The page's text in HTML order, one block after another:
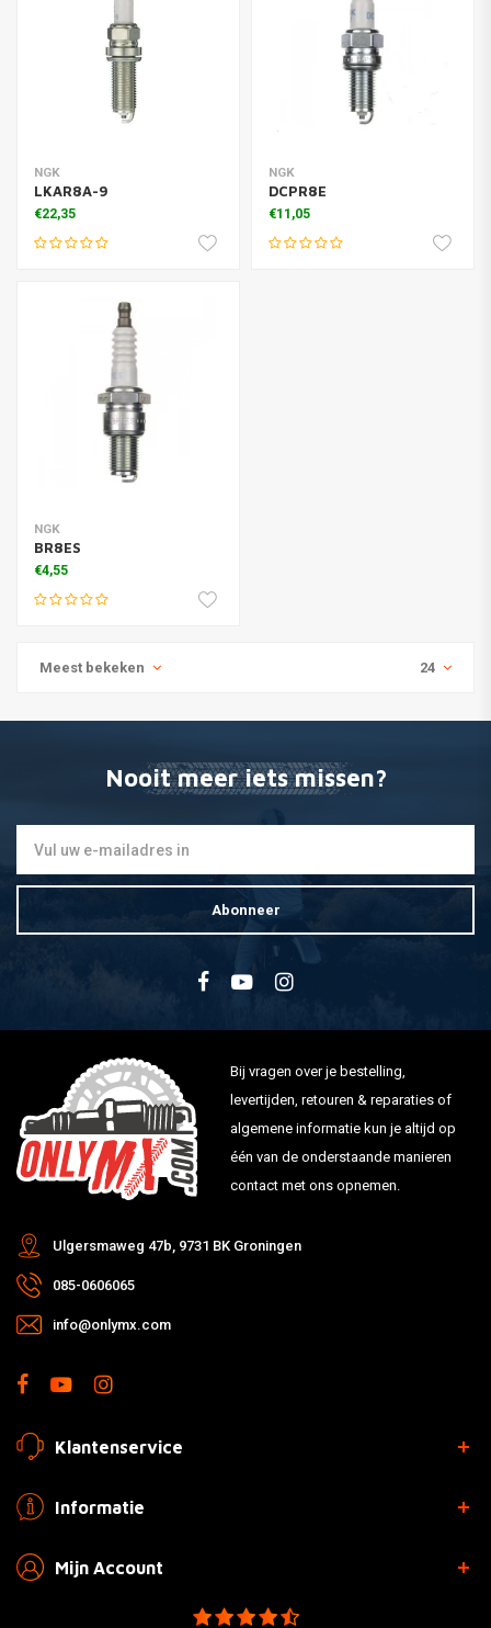
NGK
LKAR8A-9
€22,35
NGK
DCPR8E
€11,05
NGK
BR8ES
€4,55
Meest bekeken 24
Nooit meer iets missen?
Abonneer
Bij vragen over je bestelling,
levertijden, retouren & reparaties of
algemene informatie kun je altijd op
één van de onderstaande manieren
contact met ons opnemen.
Ulgersmaweg 47b, 9731 BK Groningen
085-0606065
info@onlymx.com
Klantenservice
Informatie
Mijn Account